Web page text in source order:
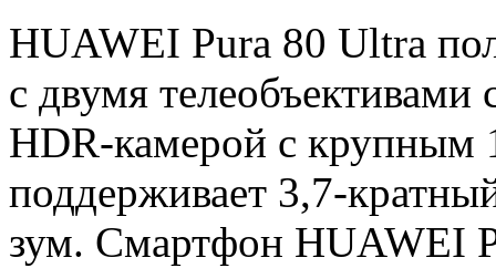
HUAWEI Pura 80 Ultra
с двумя
HDR-камерой с
поддерживает 3,7-
зум. Смартфон HUAWEI